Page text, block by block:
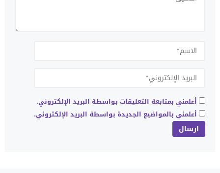
أعلمني بمتابعة التعليقات بواسطة البريد الإلكتروني.
أعلمني بالمواضيع الجديدة بواسطة البريد الإلكتروني.